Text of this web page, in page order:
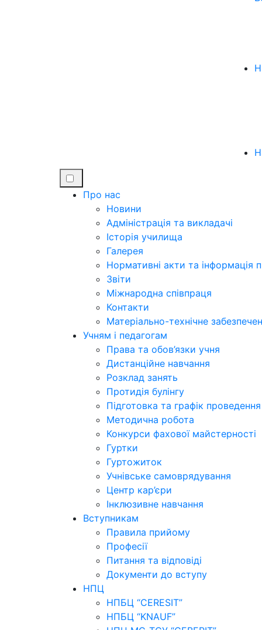
Про нас
Новини
Адміністрація та викладачі
Історія училища
Галерея
Нормативні акти та інформація
Звіти
Міжнародна співпраця
Контакти
Матеріально-технічне
Учням і педагогам
Права та обов’язки учня
Дистанційне навчання
Розклад занять
Протидія булінгу
Підготовка та графік
Методична робота
Конкурси фахової майстерності
Гуртки
Гуртожиток
Учнівське самоврядування
Центр кар’єри
Інклюзивне навчання
Вступникам
Правила прийому
Професії
Питання та відповіді
Документи до вступу
НПЦ
НПБЦ “CERESIT”
НПБЦ “KNAUF”